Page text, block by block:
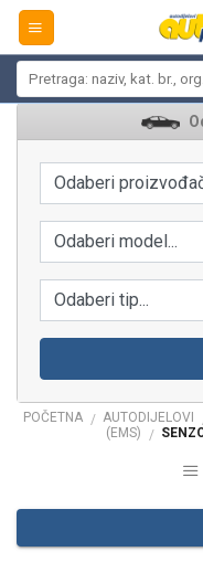
Skip
content
Odaberi
Odaberi model...
Odaberi tip...
POČETNA / AUTODIJELOVI
(EMS)
/